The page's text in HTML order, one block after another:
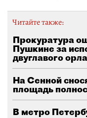
Читайте также:
Прокуратура
Пушкине за
двуглавого орла
На Сенной
площадь
В метро